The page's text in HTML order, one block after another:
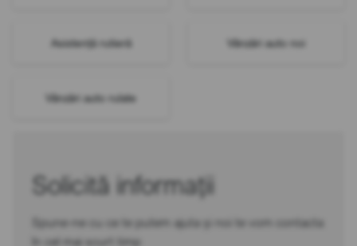
Asistență rutieră Vânzări auto noi
Vânzări auto rulate
Solicită informații
Spune-ne cu ce te putem ajuta și noi te vom contacta
în cel mai scurt timp